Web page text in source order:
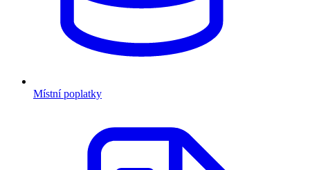
Místní poplatky